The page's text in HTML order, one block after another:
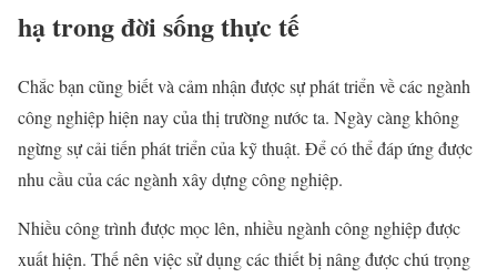
hạ trong đời sống thực tế
Chắc bạn cũng biết và cảm nhận được sự phát triển về các ngành
công nghiệp hiện nay của thị trường nước ta. Ngày càng không
ngừng sự cải tiến phát triển của kỹ thuật. Để có thể đáp ứng được
nhu cầu của các ngành xây dựng công nghiệp.
Nhiều công trình được mọc lên, nhiều ngành công nghiệp được
xuất hiện. Thế nên việc sử dụng các thiết bị nâng được chú trọng